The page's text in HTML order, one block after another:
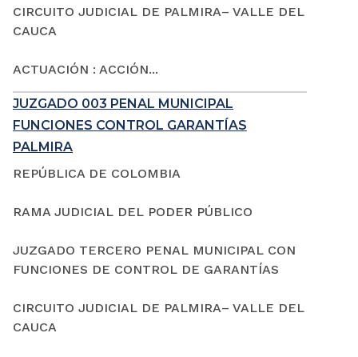
CIRCUITO JUDICIAL DE PALMIRA– VALLE DEL
CAUCA
ACTUACIÓN : ACCIÓN...
JUZGADO 003 PENAL MUNICIPAL
FUNCIONES CONTROL GARANTÍAS
PALMIRA
REPÚBLICA DE COLOMBIA
RAMA JUDICIAL DEL PODER PÚBLICO
JUZGADO TERCERO PENAL MUNICIPAL CON
FUNCIONES DE CONTROL DE GARANTÍAS
CIRCUITO JUDICIAL DE PALMIRA– VALLE DEL
CAUCA